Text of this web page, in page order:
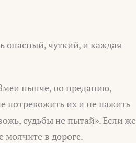
опасный, чуткий, и каждая
нынче, по преданию,
потревожить их и не нажить
судьбы не пытай». Если же
молчите в дороге.